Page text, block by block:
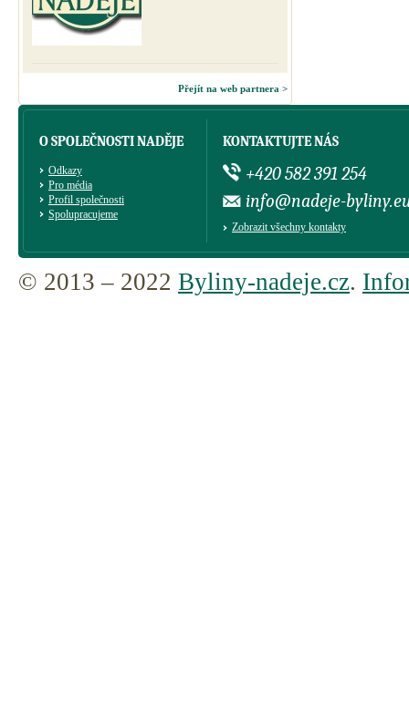
Přejít na web partnera >
O SPOLEČNOSTI NADĚJE
Odkazy
Pro média
Profil společnosti
Spolupracujeme
KONTAKTUJTE NÁS
+420 582 391 254
info@nadeje-
Zobrazit všechny kontakty
© 2013 – 2022 Byliny-nadeje.cz.